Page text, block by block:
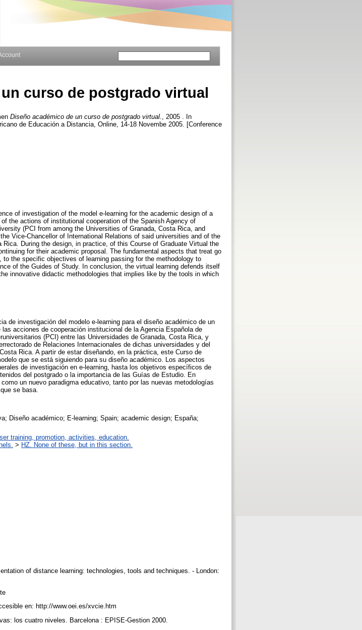
curso de postgrado virtual
Diseño académico de un curso de postgrado virtual.
, 2005 . In
de Educación a Distancia, Online, 14-18 Novembe 2005. [Conference
of investigation of the model e-learning for the academic design of a
the actions of institutional cooperation of the Spanish Agency of
(PCI from among the Universities of Granada, Costa Rica, and
Vice-Chancellor of International Relations of said universities and of the
During the design, in practice, of this Course of Graduate Virtual the
for their academic proposal. The fundamental aspects that treat go
the specific objectives of learning passing for the methodology to
of the Guides of Study. In conclusion, the virtual learning defends itself
innovative didactic methodologies that implies like by the tools in which
de investigación del modelo e-learning para el diseño académico de un
acciones de cooperación institucional de la Agencia Española de
(PCI) entre las Universidades de Granada, Costa Rica, y
de Relaciones Internacionales de dichas universidades y del
Rica. A partir de estar diseñando, en la práctica, este Curso de
que se está siguiendo para su diseño académico. Los aspectos
de investigación en e-learning, hasta los objetivos específicos de
del postgrado o la importancia de las Guías de Estudio. En
un nuevo paradigma educativo, tanto por las nuevas metodologías
se basa.
Diseño académico; E-learning; Spain; academic design; España;
training, promotion, activities, education.
> HZ. None of these, but in this section.
of distance learning: technologies, tools and techniques. - London:
en: http://www.oei.es/xvcie.htm
los cuatro niveles. Barcelona : EPISE-Gestion 2000.